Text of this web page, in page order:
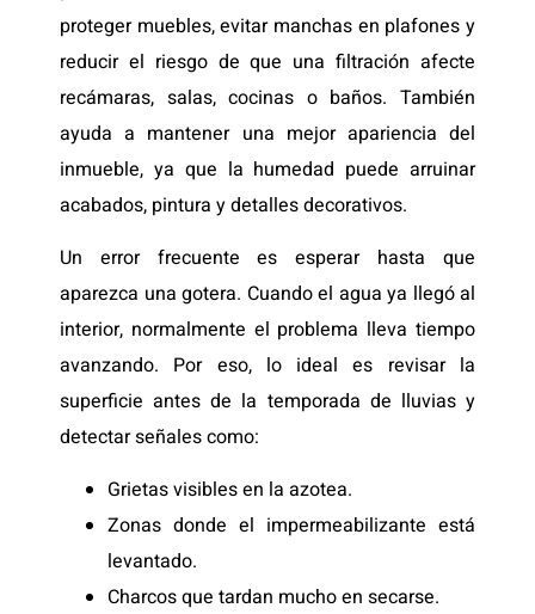
proteger muebles, evitar manchas en plafones y
reducir el riesgo de que una filtración afecte
recámaras, salas, cocinas o baños. También
ayuda a mantener una mejor apariencia del
inmueble, ya que la humedad puede arruinar
acabados, pintura y detalles decorativos.
Un error frecuente es esperar hasta que
aparezca una gotera. Cuando el agua ya llegó al
interior, normalmente el problema lleva tiempo
avanzando. Por eso, lo ideal es revisar la
superficie antes de la temporada de lluvias y
detectar señales como:
Grietas visibles en la azotea.
Zonas donde el impermeabilizante está
levantado.
Charcos que tardan mucho en secarse.